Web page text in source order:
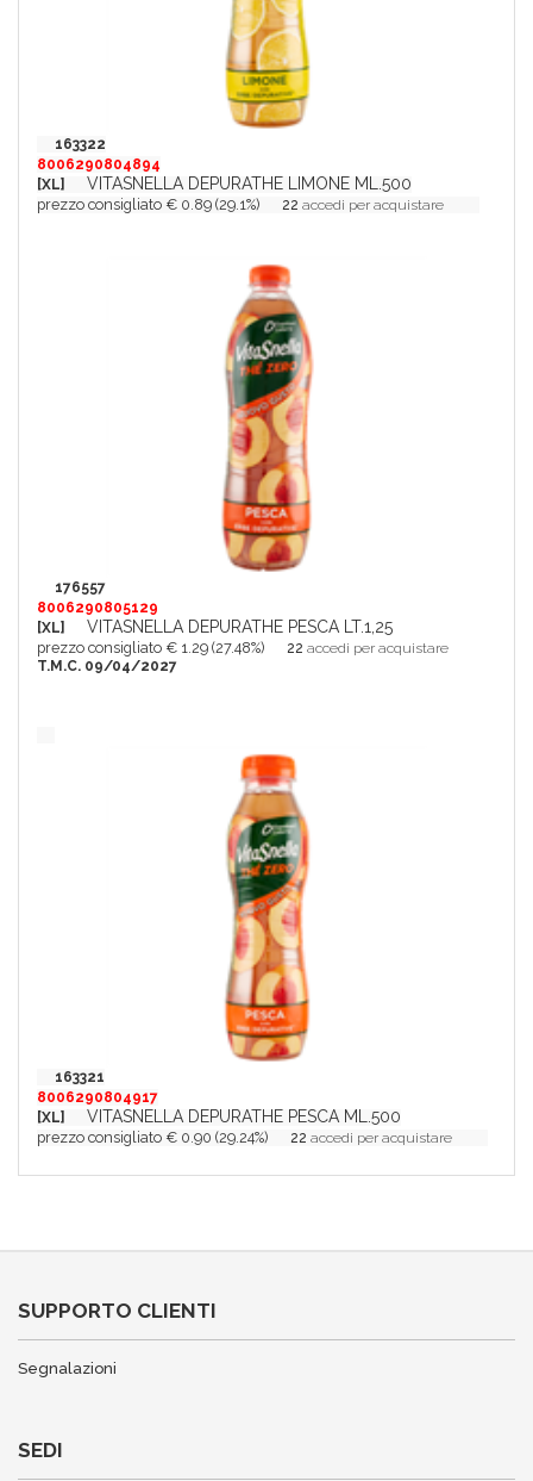
163322
8006290804894
[XL]
VITASNELLA DEPURATHE LIMONE ML.500
prezzo consigliato € 0.89 (29.1%) 22 accedi per acquistare
176557
8006290805129
[XL]
VITASNELLA DEPURATHE PESCA LT.1,25
prezzo consigliato € 1.29 (27.48%) 22 accedi per acquistare
T.M.C. 09/04/2027
163321
8006290804917
[XL]
VITASNELLA DEPURATHE PESCA ML.500
prezzo consigliato € 0.90 (29.24%) 22 accedi per acquistare
SUPPORTO CLIENTI
Segnalazioni
SEDI